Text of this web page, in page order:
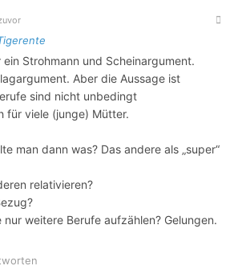
Strohmann und Scheinargument.
Aber die Aussage ist
sind nicht unbedingt
für viele (junge) Mütter.
man dann was? Das andere als „super“
relativieren?
nur weitere Berufe aufzählen? Gelungen.